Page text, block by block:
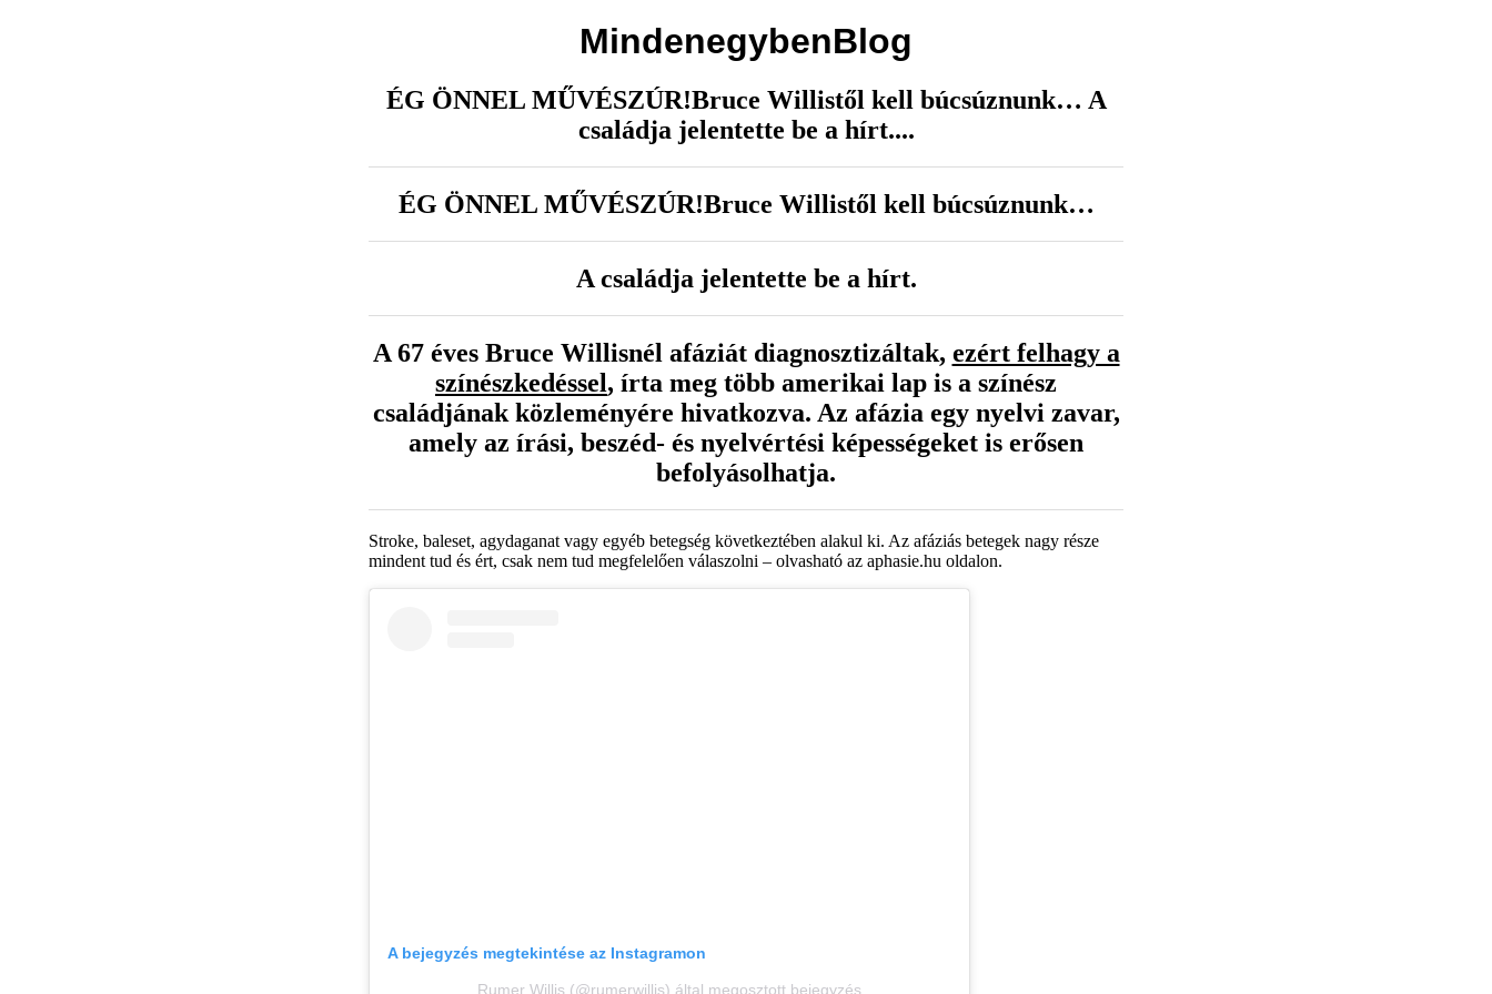
MindenegybenBlog
ÉG ÖNNEL MŰVÉSZÚR!Bruce Willistől kell búcsúznunk… A
családja jelentette be a hírt....
ÉG ÖNNEL MŰVÉSZÚR!Bruce Willistől kell búcsúznunk…
A családja jelentette be a hírt.
A 67 éves Bruce Willisnél afáziát diagnosztizáltak, ezért felhagy a
színészkedéssel, írta meg több amerikai lap is a színész
családjának közleményére hivatkozva. Az afázia egy nyelvi zavar,
amely az írási, beszéd- és nyelvértési képességeket is erősen
befolyásolhatja.
Stroke, baleset, agydaganat vagy egyéb betegség következtében alakul ki. Az afáziás betegek nagy része
mindent tud és ért, csak nem tud megfelelően válaszolni – olvasható az aphasie.hu oldalon.
A bejegyzés megtekintése az Instagramon
Rumer Willis (@rumerwillis) által megosztott bejegyzés